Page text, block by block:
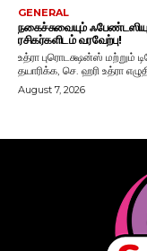
GENERAL
நகைச்சுவையும்
ரசிகர்களிடம் வரவேற்பு!
உத்ரா புரொடக்ஷன்ஸ் மற்றும்
தயாரிக்க, செ. ஹரி உத்ரா
August 7, 2026